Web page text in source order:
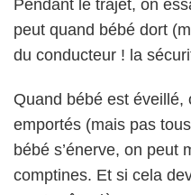
Pendant le trajet, on
peut quand bébé dort
du conducteur ! la
Quand bébé est éveillé,
emportés (mais pas
bébé s’énerve, on peut
comptines. Et si cela